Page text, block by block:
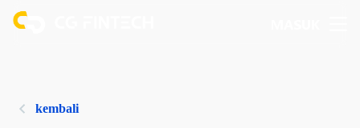
kembali